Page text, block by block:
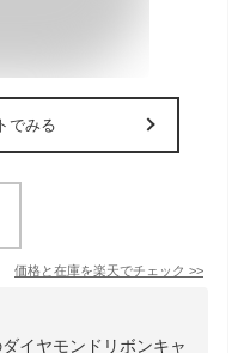
でみる
価格と在庫を楽天でチェック >>
イヤモンドリボンキャ